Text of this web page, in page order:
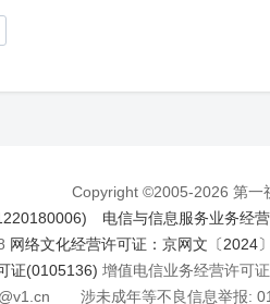
Copyright ©2005-2026 第一
电信与信息服务业务经
网络文化经营许可证：京网文〔2024
证(0105136) 增值电信业务经营许可
涉未成年等不良信息举报: